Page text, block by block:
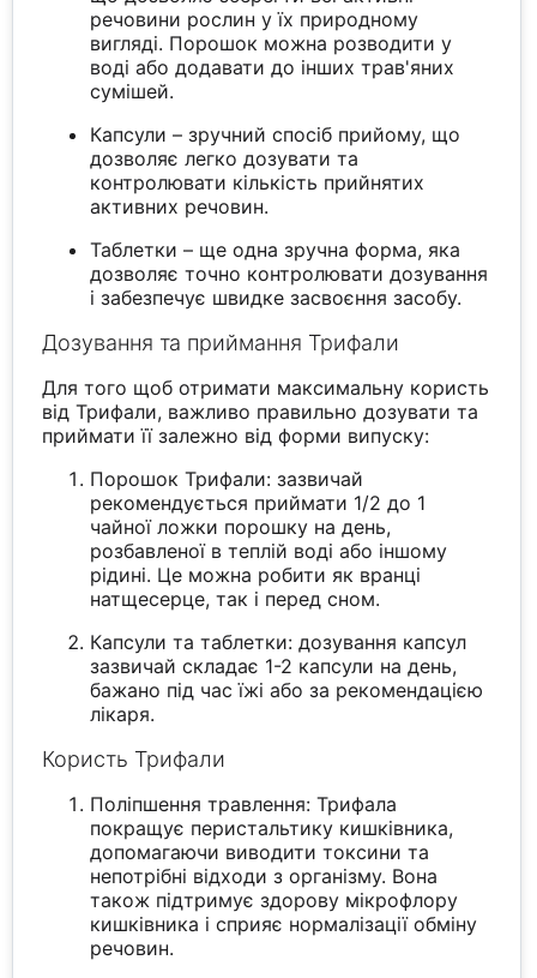
речовини рослин у їх природному
вигляді. Порошок можна розводити у
воді або додавати до інших трав'яних
сумішей.
Капсули – зручний спосіб прийому, що
дозволяє легко дозувати та
контролювати кількість прийнятих
активних речовин.
Таблетки – ще одна зручна форма, яка
дозволяє точно контролювати дозування
і забезпечує швидке засвоєння засобу.
Дозування та приймання Трифали
Для того щоб отримати максимальну користь
від Трифали, важливо правильно дозувати та
приймати її залежно від форми випуску:
Порошок Трифали: зазвичай
рекомендується приймати 1/2 до 1
чайної ложки порошку на день,
розбавленої в теплій воді або іншому
рідині. Це можна робити як вранці
натщесерце, так і перед сном.
Капсули та таблетки: дозування капсул
зазвичай складає 1-2 капсули на день,
бажано під час їжі або за рекомендацією
лікаря.
Користь Трифали
Поліпшення травлення: Трифала
покращує перистальтику кишківника,
допомагаючи виводити токсини та
непотрібні відходи з організму. Вона
також підтримує здорову мікрофлору
кишківника і сприяє нормалізації обміну
речовин.